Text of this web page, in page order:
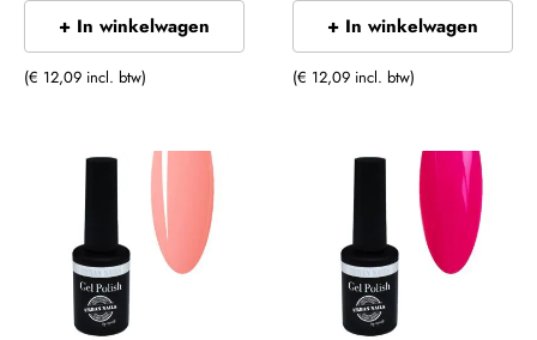
+ In winkelwagen
(€ 12,09 incl. btw)
+ In winkelwagen
(€ 12,09 incl. btw)